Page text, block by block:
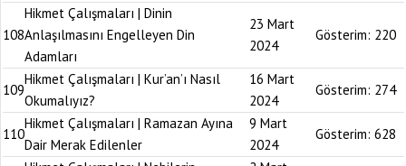
108
Hikmet Çalışmaları | Dinin
Anlaşılmasını Engelleyen Din
Adamları
23 Mart
2024
Gösterim: 220
109
Hikmet Çalışmaları | Kur’an’ı Nasıl
Okumalıyız?
16 Mart
2024
Gösterim: 274
110
Hikmet Çalışmaları | Ramazan Ayına
Dair Merak Edilenler
9 Mart
2024
Gösterim: 628